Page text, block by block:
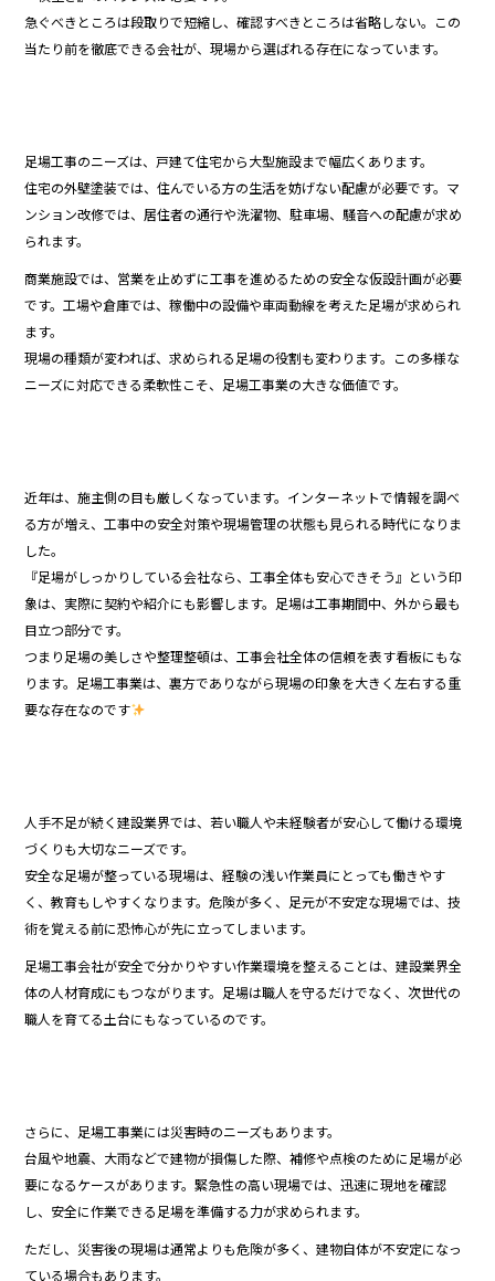
急ぐべきところは段取りで短縮し、確認すべきところは省略しない。この
当たり前を徹底できる会社が、現場から選ばれる存在になっています。
足場工事のニーズは、戸建て住宅から大型施設まで幅広くあります。
住宅の外壁塗装では、住んでいる方の生活を妨げない配慮が必要です。マ
ンション改修では、居住者の通行や洗濯物、駐車場、騒音への配慮が求め
られます。
商業施設では、営業を止めずに工事を進めるための安全な仮設計画が必要
です。工場や倉庫では、稼働中の設備や車両動線を考えた足場が求められ
ます。
現場の種類が変われば、求められる足場の役割も変わります。この多様な
ニーズに対応できる柔軟性こそ、足場工事業の大きな価値です。
近年は、施主側の目も厳しくなっています。インターネットで情報を調べ
る方が増え、工事中の安全対策や現場管理の状態も見られる時代になりま
した。
『足場がしっかりしている会社なら、工事全体も安心できそう』という印
象は、実際に契約や紹介にも影響します。足場は工事期間中、外から最も
目立つ部分です。
つまり足場の美しさや整理整頓は、工事会社全体の信頼を表す看板にもな
ります。足場工事業は、裏方でありながら現場の印象を大きく左右する重
要な存在なのです
人手不足が続く建設業界では、若い職人や未経験者が安心して働ける環境
づくりも大切なニーズです。
安全な足場が整っている現場は、経験の浅い作業員にとっても働きやす
く、教育もしやすくなります。危険が多く、足元が不安定な現場では、技
術を覚える前に恐怖心が先に立ってしまいます。
足場工事会社が安全で分かりやすい作業環境を整えることは、建設業界全
体の人材育成にもつながります。足場は職人を守るだけでなく、次世代の
職人を育てる土台にもなっているのです。
さらに、足場工事業には災害時のニーズもあります。
台風や地震、大雨などで建物が損傷した際、補修や点検のために足場が必
要になるケースがあります。緊急性の高い現場では、迅速に現地を確認
し、安全に作業できる足場を準備する力が求められます。
ただし、災害後の現場は通常よりも危険が多く、建物自体が不安定になっ
ている場合もあります。